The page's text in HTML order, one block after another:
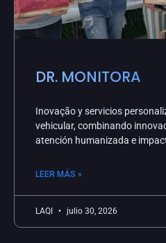
DR. MONITORA
Inovação y servicios
vehicular, combinando
atención humanizada e
LEER MÁS »
LAQI julio 30, 2026